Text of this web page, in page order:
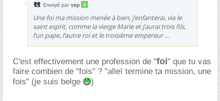
Envoyé par vep
Une foi ma mission menée à bien, j’enfanterai, via le
saint esprit, comme la vierge Marie et j’aurai trois fils,
l’un pape, l’autre roi et le troisième empereur
C'est effectivement une profession de "foi" que tu vas
faire combien de "fois" ? "alleï termine ta mission, une
fois" (je suis belge
)